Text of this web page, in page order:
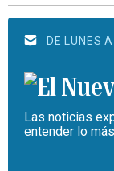
DE LUNES
Las noticias
entender lo